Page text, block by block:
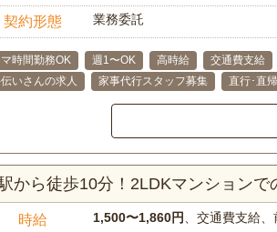
契約形態 業務委託
時間勤務OK 週1〜OK 高時給 交通費支給
いさんの求人
家事代行スタッフ募集 直行･直
から徒歩10分！2LDKマンションで
時給 1,500〜1,860円 、交通費支給